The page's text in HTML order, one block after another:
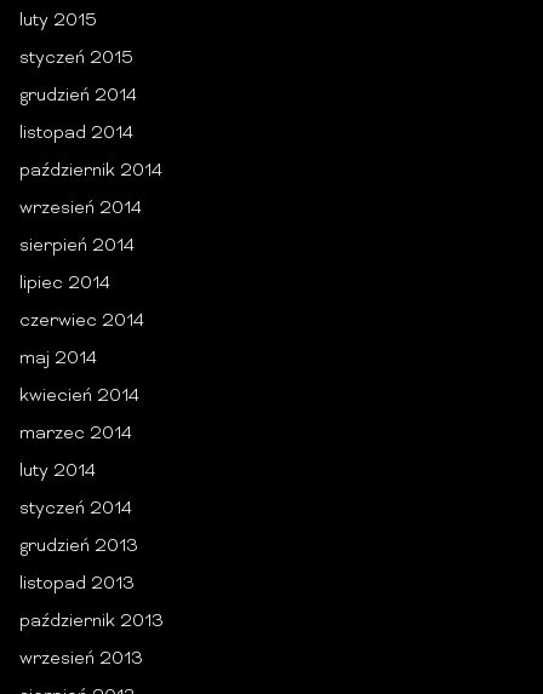
luty 2015
styczeń 2015
grudzień 2014
listopad 2014
październik 2014
wrzesień 2014
sierpień 2014
lipiec 2014
czerwiec 2014
maj 2014
kwiecień 2014
marzec 2014
luty 2014
styczeń 2014
grudzień 2013
listopad 2013
październik 2013
wrzesień 2013